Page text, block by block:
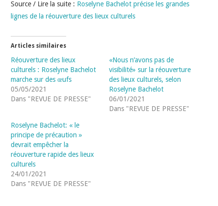
Source / Lire la suite : Roselyne Bachelot précise les grandes
lignes de la réouverture des lieux culturels
Articles similaires
Réouverture des lieux
culturels : Roselyne Bachelot
marche sur des œufs
05/05/2021
Dans "REVUE DE PRESSE"
«Nous n’avons pas de
visibilité» sur la réouverture
des lieux culturels, selon
Roselyne Bachelot
06/01/2021
Dans "REVUE DE PRESSE"
Roselyne Bachelot: « le
principe de précaution »
devrait empêcher la
réouverture rapide des lieux
culturels
24/01/2021
Dans "REVUE DE PRESSE"